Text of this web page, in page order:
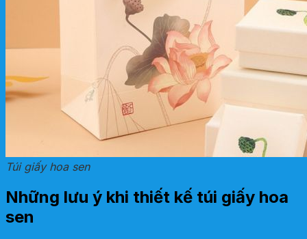
Túi giấy hoa sen
Những lưu ý khi thiết kế túi giấy hoa
sen